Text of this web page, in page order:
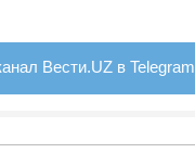
Вести.UZ в Telegram